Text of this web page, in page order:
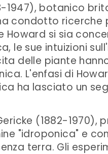
1947), botanico
condotto ricerche
Howard si sia
le sue intuizioni
delle piante
L'enfasi di
ha lasciato un
(1882-
"idroponica" e
terra. Gli